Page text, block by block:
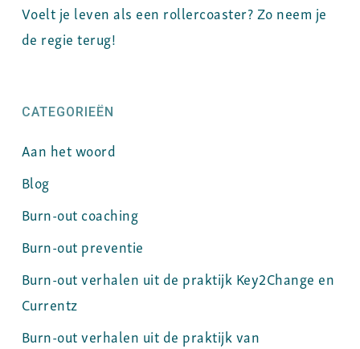
Voelt je leven als een rollercoaster? Zo neem je
de regie terug!
CATEGORIEËN
Aan het woord
Blog
Burn-out coaching
Burn-out preventie
Burn-out verhalen uit de praktijk Key2Change en
Currentz
Burn-out verhalen uit de praktijk van